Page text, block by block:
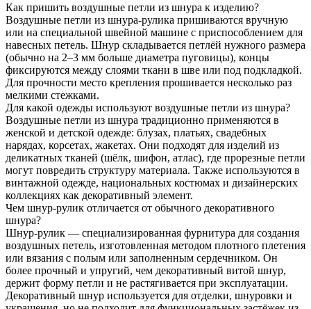
Как пришить воздушные петли из шнура к изделию?
Воздушные петли из шнура-рулика пришиваются вручную
или на специальной швейной машине с приспособлением для
навесных петель. Шнур складывается петлёй нужного размера
(обычно на 2–3 мм больше диаметра пуговицы), концы
фиксируются между слоями ткани в шве или под подкладкой.
Для прочности место крепления прошивается несколько раз
мелкими стежками.
Для какой одежды используют воздушные петли из шнура?
Воздушные петли из шнура традиционно применяются в
женской и детской одежде: блузах, платьях, свадебных
нарядах, корсетах, жакетах. Они подходят для изделий из
деликатных тканей (шёлк, шифон, атлас), где прорезные петли
могут повредить структуру материала. Также используются в
винтажной одежде, национальных костюмах и дизайнерских
коллекциях как декоративный элемент.
Чем шнур-рулик отличается от обычного декоративного
шнура?
Шнур-рулик — специализированная фурнитура для создания
воздушных петель, изготовленная методом плотного плетения
или вязания с полым или заполненным сердечником. Он
более прочный и упругий, чем декоративный витой шнур,
держит форму петли и не растягивается при эксплуатации.
Декоративный шнур используется для отделки, шнуровки и